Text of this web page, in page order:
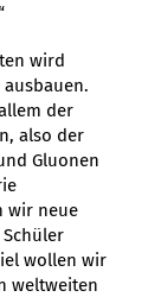
wird
ausbauen.
der
also der
Gluonen
wir neue
wollen wir
weltweiten